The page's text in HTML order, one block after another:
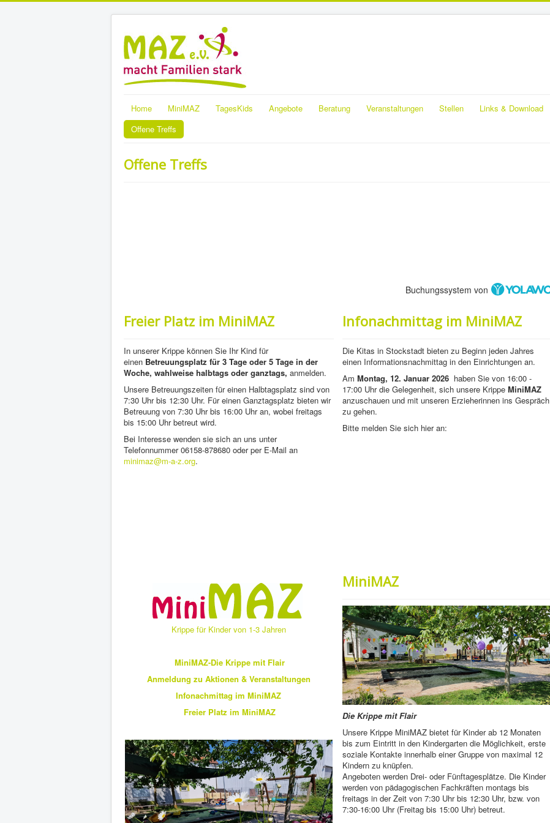
Home MiniMAZ TagesKids Angebote Beratung Veranstaltungen Stellen Links & Download
Offene Treffs
Offene Treffs
Buchungssystem von
Freier Platz im MiniMAZ
In unserer Krippe können Sie Ihr Kind für
einen Betreuungsplatz für 3 Tage oder 5 Tage in der
Woche, wahlweise halbtags oder ganztags, anmelden.
Unsere Betreuungszeiten für einen Halbtagsplatz sind von
7:30 Uhr bis 12:30 Uhr. Für einen Ganztagsplatz bieten wir
Betreuung von 7:30 Uhr bis 16:00 Uhr an, wobei freitags
bis 15:00 Uhr betreut wird.
Bei Interesse wenden sie sich an uns unter
Telefonnummer 06158-878680 oder per E-Mail an
minimaz@m-a-z.org.
Infonachmittag im MiniMAZ
Die Kitas in Stockstadt bieten zu Beginn jeden Jahres
einen Informationsnachmittag in den Einrichtungen an.
AmMontag, 12. Januar 2026 haben Sie von 16:00 -
17:00 Uhr die Gelegenheit, sich unsere KrippeMiniMAZ
anzuschauen und mit unseren Erzieherinnen ins Gespräch
zu gehen.
Bitte melden Sie sich hier an:
Krippe für Kinder von 1-3 Jahren
MiniMAZ-Die Krippe mit Flair
Anmeldung zu Aktionen & Veranstaltungen
Infonachmittag im MiniMAZ
Freier Platz im MiniMAZ
MiniMAZ
Die Krippe mit Flair
Unsere Krippe MiniMAZ bietet für Kinder ab 12 Monaten
bis zum Eintritt in den Kindergarten die Möglichkeit, erste
soziale Kontakte innerhalb einer Gruppe von maximal 12
Kindern zu knüpfen.
Angeboten werden Drei- oder Fünftagesplätze. Die Kinder
werden von pädagogischen Fachkräften montags bis
freitags in der Zeit von 7:30 Uhr bis 12:30 Uhr, bzw. von
7:30-16:00 Uhr (Freitag bis 15:00 Uhr) betreut.